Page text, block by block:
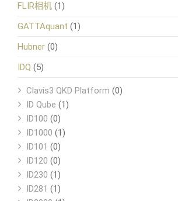
FLIR相机 (1)
GATTAquant (1)
Hubner (0)
IDQ (5)
Clavis3 QKD Platform (0)
ID Qube (1)
ID100 (0)
ID1000 (1)
ID101 (0)
ID120 (0)
ID230 (1)
ID281 (1)